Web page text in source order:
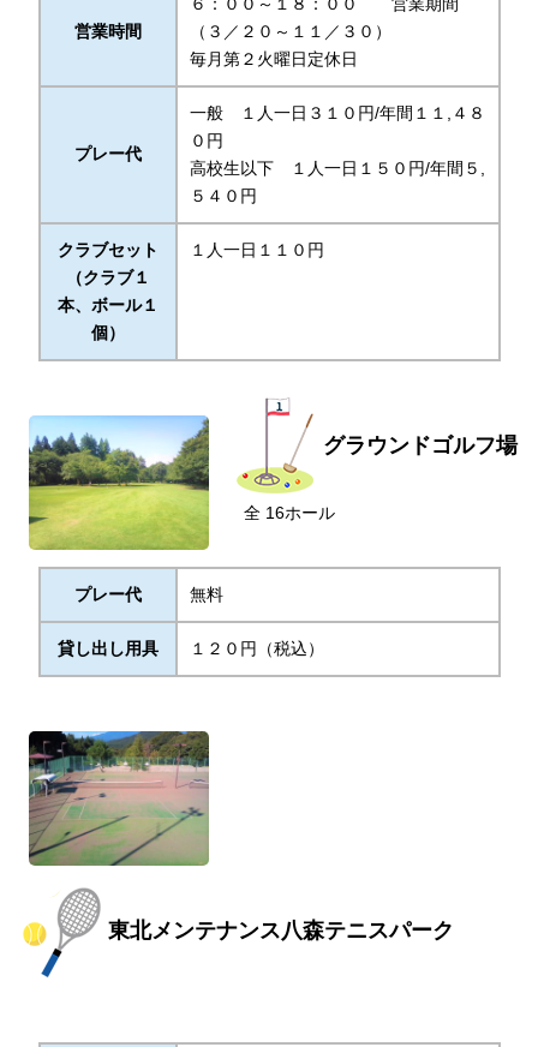
営業時間
（ ３／２０～１１／３０ ）
毎月第２火曜日定休日
プレー代
一般 １人一日３１０円/年間１１,４８
０円
高校生以下 １人一日１５０円/年間５,
５４０円
クラブセット
（クラブ１
本、ボール１
個）
１人一日１１０円
グラウンドゴルフ場
全 16ホール
プレー代 無料
貸し出し用具 １２０円（税込）
東北メンテナンス八森テニスパーク